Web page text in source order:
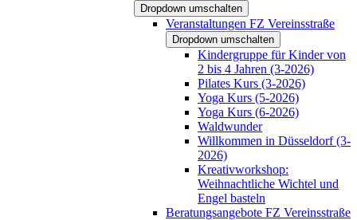
Dropdown umschalten
Veranstaltungen FZ Vereinsstraße
Dropdown umschalten
Kindergruppe für Kinder von
2 bis 4 Jahren (3-2026)
Pilates Kurs (3-2026)
Yoga Kurs (5-2026)
Yoga Kurs (6-2026)
Waldwunder
Willkommen in Düsseldorf (3-
2026)
Kreativworkshop:
Weihnachtliche Wichtel und
Engel basteln
Beratungsangebote FZ Vereinsstraße